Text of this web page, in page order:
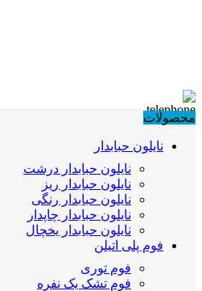
محصولات
نایلون حبابدار
نایلون حبابدار درشت
نایلون حبابدار ریز
نایلون حبابدار رنگی
نایلون حبابدار چاپدار
نایلون حبابدار یخچال
فوم پلی اتیلن
فوم توری
فوم تشک یک نفره